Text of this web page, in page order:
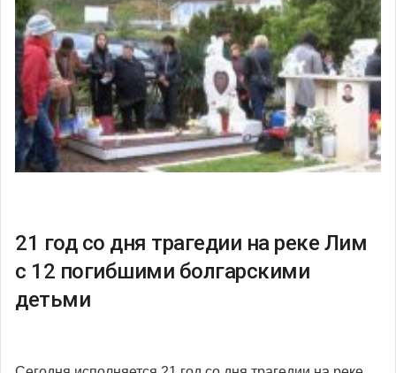
21 год со дня трагедии на реке Лим
с 12 погибшими болгарскими
детьми